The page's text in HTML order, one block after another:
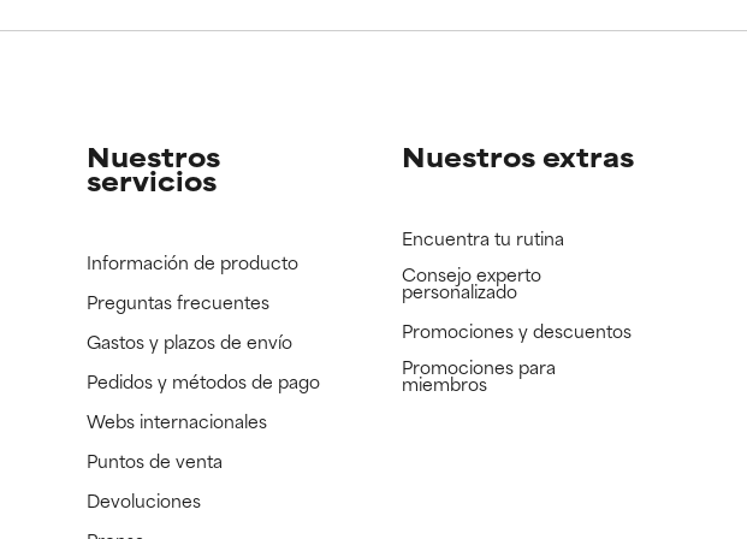
disponible pendiente de revisar.
disponible pendiente de revisar.
Nuestros
servicios
Información de producto
Preguntas frecuentes
Gastos y plazos de envío
Pedidos y métodos de pago
Webs internacionales
Puntos de venta
Devoluciones
Nuestros extras
Encuentra tu rutina
Consejo experto
personalizado
Promociones y descuentos​
Promociones para
miembros